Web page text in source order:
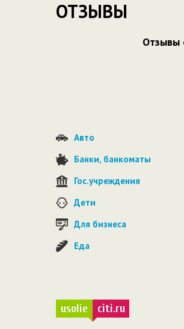
ОТЗЫВЫ
Отзывы
Авто
Банки, банкоматы
Гос.учреждения
Дети
Для бизнеса
Еда
usolie citi.ru